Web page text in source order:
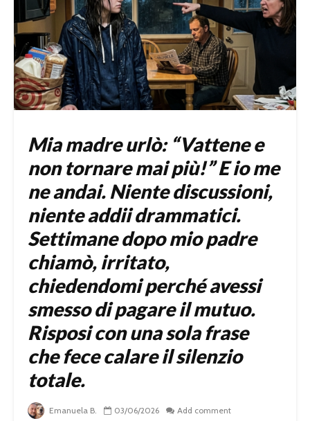
Mia madre urlò: “Vattene e
non tornare mai più!” E io me
ne andai. Niente discussioni,
niente addii drammatici.
Settimane dopo mio padre
chiamò, irritato,
chiedendomi perché avessi
smesso di pagare il mutuo.
Risposi con una sola frase
che fece calare il silenzio
totale.
Emanuela B. 03/06/2026 Add comment